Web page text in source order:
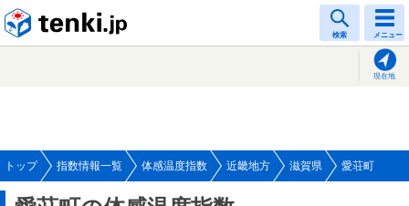
検索 メニュー
現在地
トップ 指数情報一覧 体感温度指数 近畿地方 滋賀県 愛荘町